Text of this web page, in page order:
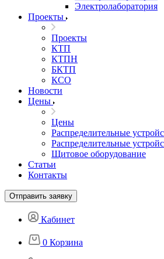
Электролаборатория
Проекты
Проекты
КТП
КТПН
БКТП
КСО
Новости
Цены
Цены
Распределительные
Распределительные
Щитовое оборудование
Статьи
Контакты
Отправить заявку
Кабинет
0 Корзина